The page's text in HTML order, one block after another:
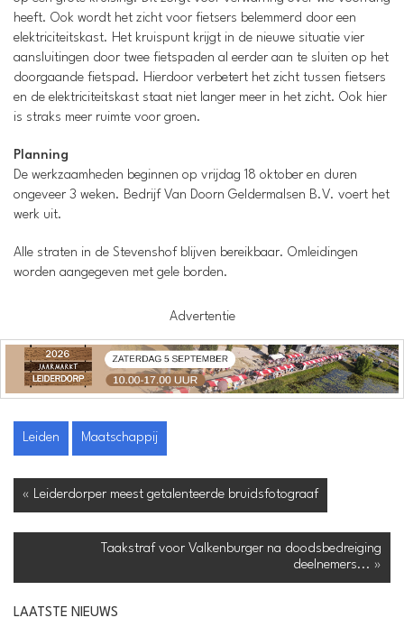
heeft. Ook wordt het zicht voor fietsers belemmerd door een
elektriciteitskast. Het kruispunt krijgt in de nieuwe situatie vier
aansluitingen door twee fietspaden al eerder aan te sluiten op het
doorgaande fietspad. Hierdoor verbetert het zicht tussen fietsers
en de elektriciteitskast staat niet langer meer in het zicht. Ook hier
is straks meer ruimte voor groen.
Planning
De werkzaamheden beginnen op vrijdag 18 oktober en duren
ongeveer 3 weken. Bedrijf Van Doorn Geldermalsen B.V. voert het
werk uit.
Alle straten in de Stevenshof blijven bereikbaar. Omleidingen
worden aangegeven met gele borden.
Advertentie
Leiden Maatschappij
« Leiderdorper meest getalenteerde bruidsfotograaf
Taakstraf voor Valkenburger na doodsbedreiging
deelnemers... »
LAATSTE NIEUWS